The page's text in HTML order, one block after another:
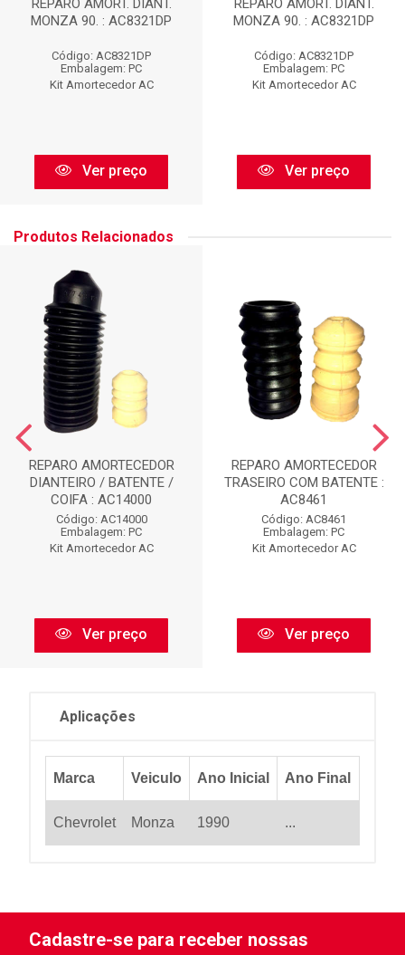
REPARO AMORT. DIANT.
MONZA 90. : AC8321DP
Código: AC8321DP
Embalagem: PC
Kit Amortecedor AC
Ver preço
REPARO AMORT. DIANT.
MONZA 90. : AC8321DP
Código: AC8321DP
Embalagem: PC
Kit Amortecedor AC
Ver preço
Produtos Relacionados
REPARO AMORTECEDOR
DIANTEIRO / BATENTE /
COIFA : AC14000
Código: AC14000
Embalagem: PC
Kit Amortecedor AC
Ver preço
REPARO AMORTECEDOR
TRASEIRO COM BATENTE :
AC8461
Código: AC8461
Embalagem: PC
Kit Amortecedor AC
Ver preço
Aplicações
Marca Veiculo Ano Inicial Ano Final
Chevrolet Monza 1990 ...
Cadastre-se para receber nossas